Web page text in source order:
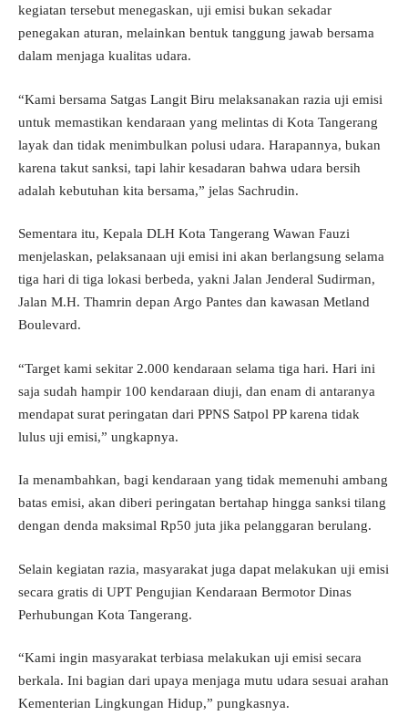
kegiatan tersebut menegaskan, uji emisi bukan sekadar
penegakan aturan, melainkan bentuk tanggung jawab bersama
dalam menjaga kualitas udara.
“Kami bersama Satgas Langit Biru melaksanakan razia uji emisi
untuk memastikan kendaraan yang melintas di Kota Tangerang
layak dan tidak menimbulkan polusi udara. Harapannya, bukan
karena takut sanksi, tapi lahir kesadaran bahwa udara bersih
adalah kebutuhan kita bersama,” jelas Sachrudin.
Sementara itu, Kepala DLH Kota Tangerang Wawan Fauzi
menjelaskan, pelaksanaan uji emisi ini akan berlangsung selama
tiga hari di tiga lokasi berbeda, yakni Jalan Jenderal Sudirman,
Jalan M.H. Thamrin depan Argo Pantes dan kawasan Metland
Boulevard.
“Target kami sekitar 2.000 kendaraan selama tiga hari. Hari ini
saja sudah hampir 100 kendaraan diuji, dan enam di antaranya
mendapat surat peringatan dari PPNS Satpol PP karena tidak
lulus uji emisi,” ungkapnya.
Ia menambahkan, bagi kendaraan yang tidak memenuhi ambang
batas emisi, akan diberi peringatan bertahap hingga sanksi tilang
dengan denda maksimal Rp50 juta jika pelanggaran berulang.
Selain kegiatan razia, masyarakat juga dapat melakukan uji emisi
secara gratis di UPT Pengujian Kendaraan Bermotor Dinas
Perhubungan Kota Tangerang.
“Kami ingin masyarakat terbiasa melakukan uji emisi secara
berkala. Ini bagian dari upaya menjaga mutu udara sesuai arahan
Kementerian Lingkungan Hidup,” pungkasnya.